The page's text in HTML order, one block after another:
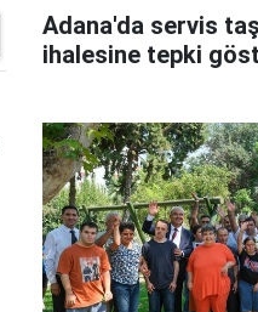
Adana'da servis
ihalesine tepki